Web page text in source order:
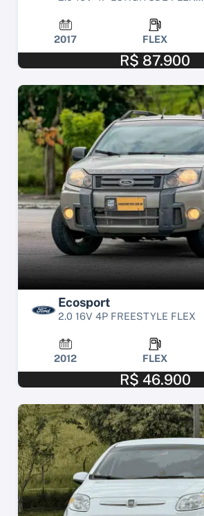
2017 FLEX
R$ 87.900
Ecosport
2.0 16V 4P FREESTYLE FLEX
2012 FLEX
R$ 46.900